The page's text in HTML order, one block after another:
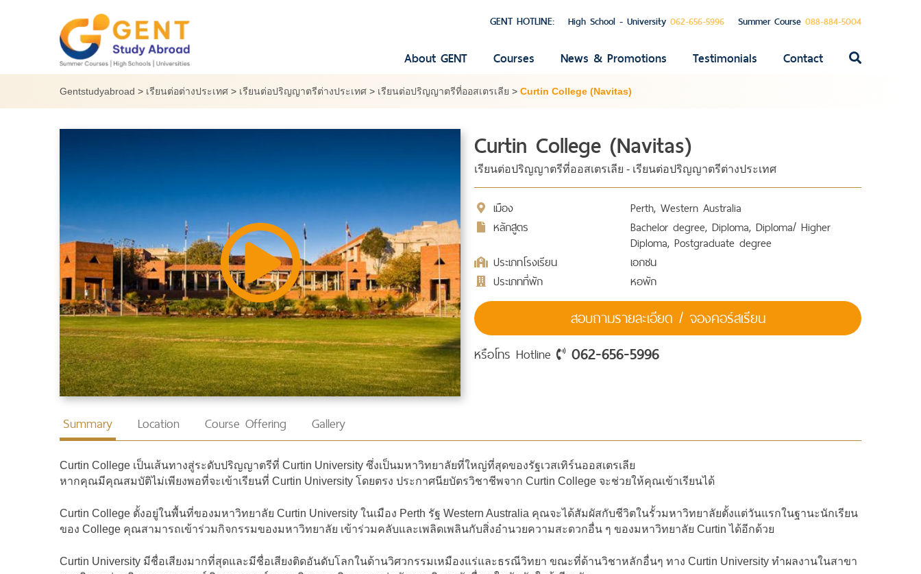
GENT HOTLINE: High School - University 062-656-5996 Summer Course 088-884-5004
About GENT Courses News & Promotions Testimonials Contact
Gentstudyabroad > เรียนต่อต่างประเทศ > เรียนต่อปริญญาตรีต่างประเทศ > เรียนต่อปริญญาตรีที่ออสเตรเลีย > Curtin College (Navitas)
Curtin College (Navitas)
เรียนต่อปริญญาตรีที่ออสเตรเลีย - เรียนต่อปริญญาตรีต่างประเทศ
เมือง
Perth, Western Australia
หลักสูตร
Bachelor degree, Diploma, Diploma/ Higher
Diploma, Postgraduate degree
ประเภทโรงเรียน
เอกชน
ประเภทที่พัก
หอพัก
สอบถามรายละเอียด / จองคอร์สเรียน
หรือโทร Hotline 062-656-5996
Summary Location Course Offering Gallery
Curtin College เป็นเส้นทางสู่ระดับปริญญาตรีที่ Curtin University ซึ่งเป็นมหาวิทยาลัยที่ใหญ่ที่สุดของรัฐเวสเทิร์นออสเตรเลีย
หากคุณมีคุณสมบัติไม่เพียงพอที่จะเข้าเรียนที่ Curtin University โดยตรง ประกาศนียบัตรวิชาชีพจาก Curtin College จะช่วยให้คุณเข้าเรียนได้
Curtin College ตั้งอยู่ในพื้นที่ของมหาวิทยาลัย Curtin University ในเมือง Perth รัฐ Western Australia คุณจะได้สัมผัสกับชีวิตในรั้วมหาวิทยาลัยตั้งแต่วันแรกในฐานะนักเรียน
ของ College คุณสามารถเข้าร่วมกิจกรรมของมหาวิทยาลัย เข้าร่วมคลับและเพลิดเพลินกับสิ่งอำนวยความสะดวกอื่น ๆ ของมหาวิทยาลัย Curtin ได้อีกด้วย
Curtin University มีชื่อเสียงมากที่สุดและมีชื่อเสียงติดอันดับโลกในด้านวิศวกรรมเหมืองแร่และธรณีวิทยา ขณะที่ด้านวิชาหลักอื่นๆ ทาง Curtin University ทำผลงานในสาขา